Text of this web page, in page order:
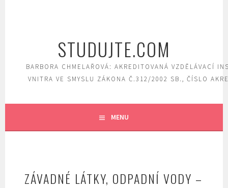
STUDUJTE.COM
BARBORA CHMELAŘOVÁ: AKREDITOVANÁ VZDĚLÁVACÍ
VNITRA VE SMYSLU ZÁKONA Č.312/2002 SB., ČÍSLO
MENU
ZÁVADNÉ LÁTKY, ODPADNÍ VODY –